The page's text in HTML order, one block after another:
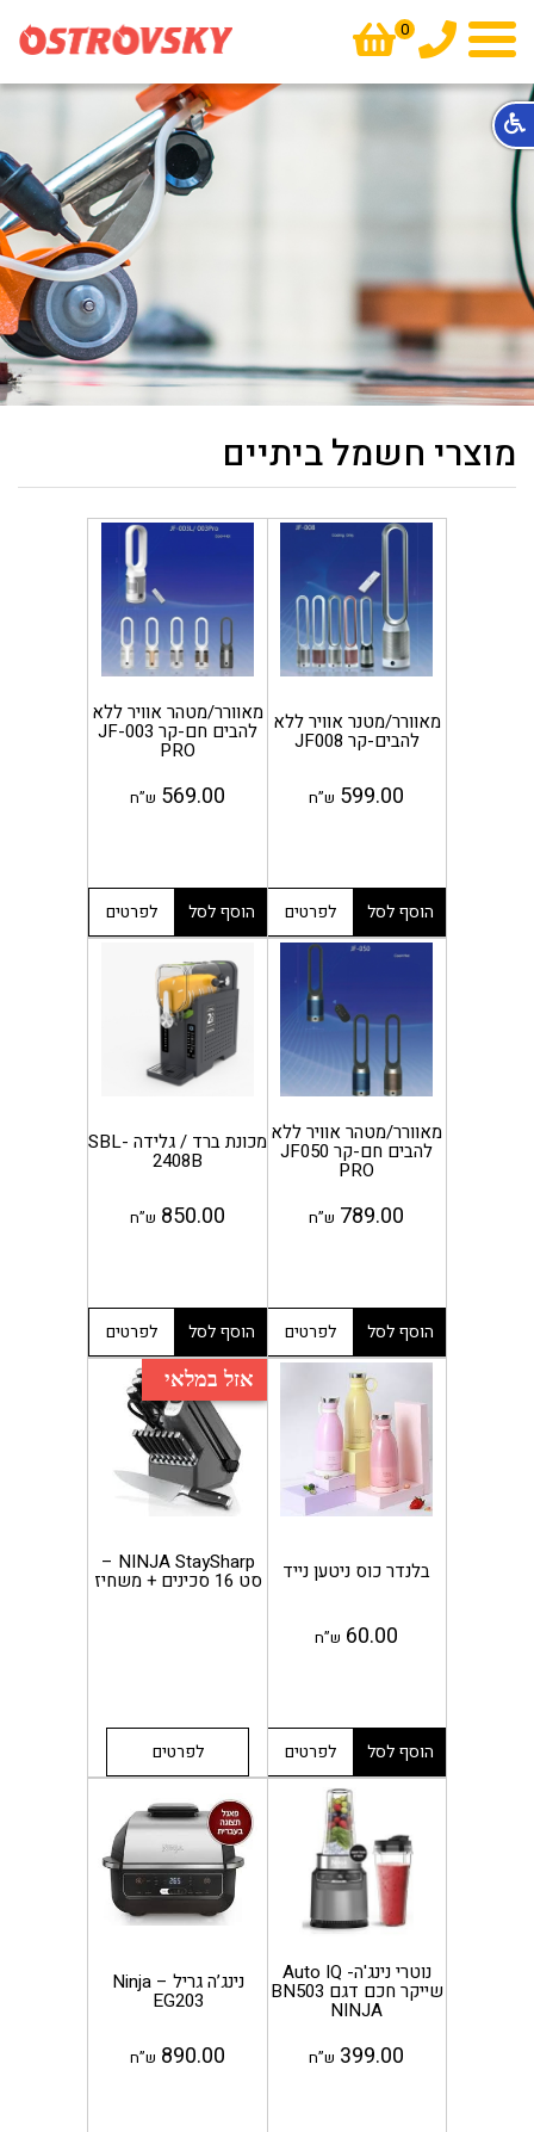
תפריט
טלפון
0
מוצרי חשמל ביתיים
מאוורר/מטנר אוויר ללא
להבים-קר JF008
599.00 ש”ח
הוסף לסל לפרטים
מאוורר/מטהר אוויר ללא
להבים חם-קר JF-003
PRO
569.00 ש”ח
הוסף לסל לפרטים
מאוורר/מטהר אוויר ללא
להבים חם-קר JF050
PRO
789.00 ש”ח
הוסף לסל לפרטים
מכונת ברד / גלידה SBL-
2408B
850.00 ש”ח
הוסף לסל לפרטים
בלנדר כוס ניטען נייד
60.00 ש”ח
הוסף לסל לפרטים
אזל במלאי
NINJA StaySharp –
סט 16 סכינים + משחיז
לפרטים
נוטרי נינג'ה- Auto IQ
שייקר חכם דגם BN503
NINJA
399.00 ש”ח
נינג’ה גריל – Ninja
EG203
890.00 ש”ח